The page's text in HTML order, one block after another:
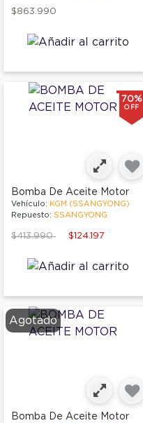
$863.990
70%
OFF
Bomba De Aceite Motor
Vehículo: KGM (SSANGYONG)
Repuesto: SSANGYONG
Price reduced from
$413.990to $124.197
Agotado
Bomba De Aceite Motor